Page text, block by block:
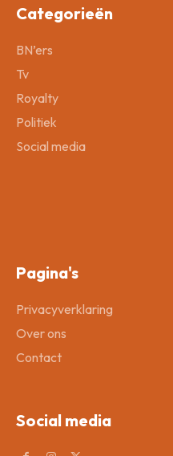
Categorieën
BN’ers
Tv
Royalty
Politiek
Social media
Pagina's
Privacyverklaring
Over ons
Contact
Social media